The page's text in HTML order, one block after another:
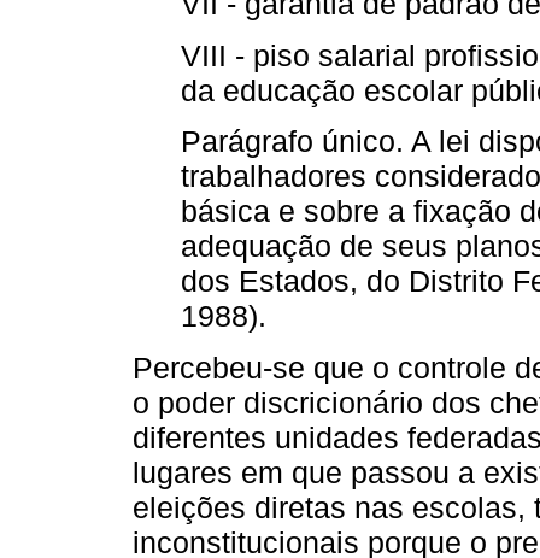
VIII - piso salarial
da educação escolar
Parágrafo único. A lei
trabalhadores
básica e sobre a fixação
adequação de seus
dos Estados, do Distrito
1988).
Percebeu-se que o controle
o poder discricionário dos
diferentes unidades
lugares em que passou a
eleições diretas nas escolas,
inconstitucionais porque o